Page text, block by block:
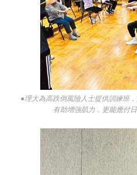
●理大為高跌倒風險人士提供訓練班
有助增強肌力，更能應付